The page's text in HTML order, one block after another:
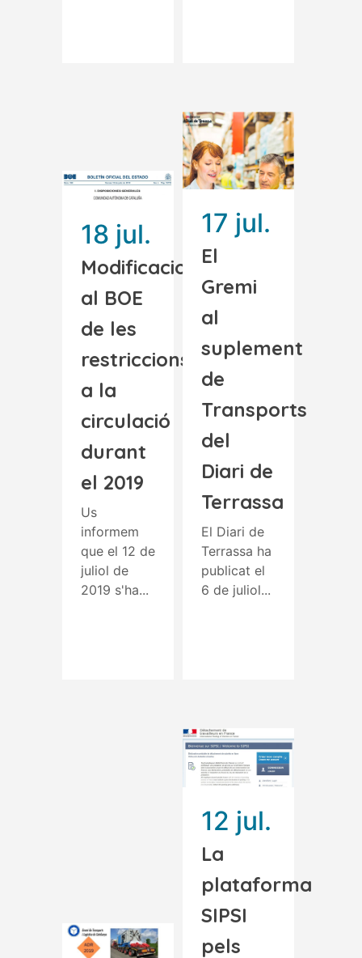
18 jul.
Modificacions
al BOE
de les
restriccions
a la
circulació
durant
el 2019
Us
informem
que el 12 de
juliol de
2019 s'ha...
17 jul.
El
Gremi
al
suplement
de
Transports
del
Diari de
Terrassa
El Diari de
Terrassa ha
publicat el
6 de juliol...
12 jul.
La
plataforma
SIPSI
pels